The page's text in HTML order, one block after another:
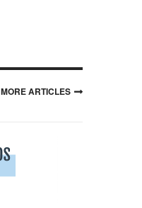
MORE ARTICLES